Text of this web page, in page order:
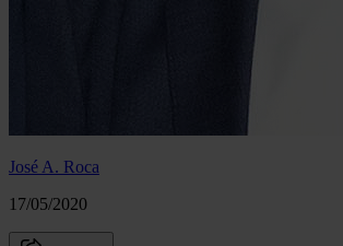
José A. Roca
17/05/2020